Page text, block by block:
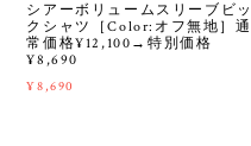
シアーボリュームスリーブビッ
クシャツ［Color:オフ無地］通
常価格¥12,100→特別価格
¥8,690
¥8,690